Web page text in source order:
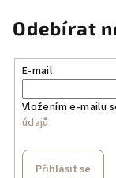
Odebírat
E-mail
Vložením e-mailu
údajů
Přihlásit se